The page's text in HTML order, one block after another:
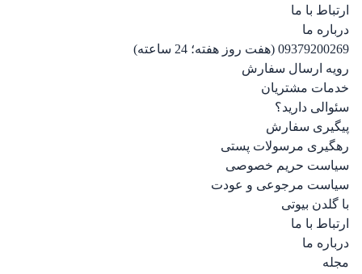
ارتباط با ما
درباره ما
09379200269 (هفت روز هفته؛ 24 ساعته)
رویه ارسال سفارش
خدمات مشتریان
سئوالی دارید؟
پیگیری سفارش
رهگیری مرسولات پستی
سیاست حریم خصوصی
سیاست مرجوعی و عودت
با گلدن بیوتی
ارتباط با ما
درباره ما
مجله